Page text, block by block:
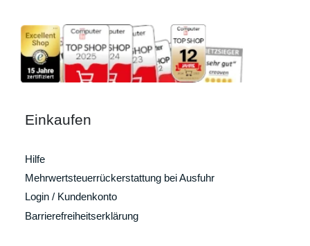
Einkaufen
Hilfe
Mehrwertsteuerrückerstattung bei Ausfuhr
Login / Kundenkonto
Barrierefreiheitserklärung